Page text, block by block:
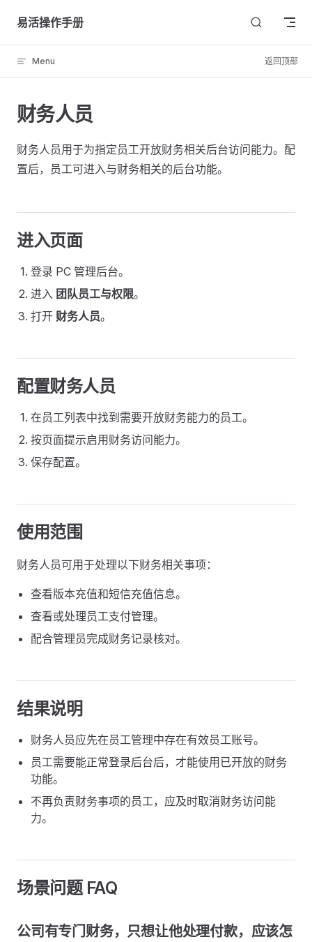
Skip to content
易活操作手册
Menu 返回顶部
财务人员
财务人员用于为指定员工开放财务相关后台访问能力。配
置后，员工可进入与财务相关的后台功能。
进入页面
登录 PC 管理后台。
进入 团队员工与权限。
打开 财务人员。
配置财务人员
在员工列表中找到需要开放财务能力的员工。
按页面提示启用财务访问能力。
保存配置。
使用范围
财务人员可用于处理以下财务相关事项：
查看版本充值和短信充值信息。
查看或处理员工支付管理。
配合管理员完成财务记录核对。
结果说明
财务人员应先在员工管理中存在有效员工账号。
员工需要能正常登录后台后，才能使用已开放的财务
功能。
不再负责财务事项的员工，应及时取消财务访问能
力。
场景问题 FAQ
公司有专门财务，只想让他处理付款，应该怎